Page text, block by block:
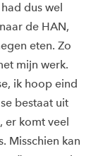
dus wel
de HAN,
eten. Zo
mijn werk.
ik hoop eind
bestaat uit
er komt veel
Misschien kan